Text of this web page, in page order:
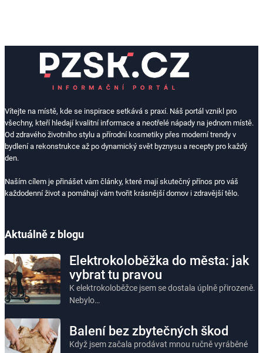
Vítejte na místě, kde se inspirace setkává s praxí. Náš portál vznikl pro
všechny, kteří hledají kvalitní informace a neotřelé nápady na jednom místě.
Od zdravého životního stylu a přírodní kosmetiky přes moderní trendy v
bydlení a rekonstrukce až po dynamický svět byznysu a recepty pro každý
den.
Naším cílem je přinášet vám články, které mají skutečný přínos pro váš
každodenní život a pomáhají vám tvořit krásnější domov i zdravější tělo.
Aktuálně z blogu
Elektrokoloběžka do města: jak
vybrat tu pravou
K elektrokoloběžce jsem se dostala úplně přirozeně.
Nebylo…
Balení bez zbytečných škod
Když jsem začala prodávat mnou ručně vyráběné